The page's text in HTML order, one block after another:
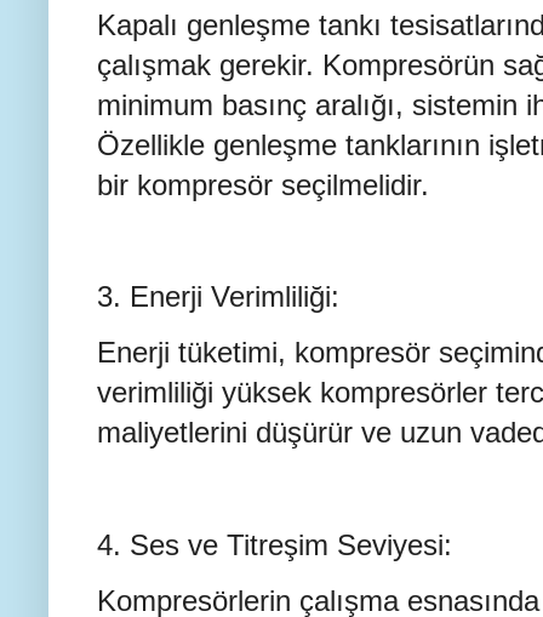
Kapalı genleşme tankı
çalışmak gerekir. Kompresörün
minimum basınç aralığı, sistemin
Özellikle genleşme tanklarının
bir kompresör seçilmelidir.
3. Enerji Verimliliği:
Enerji tüketimi, kompresör
verimliliği yüksek kompresörler
maliyetlerini düşürür ve uzun
4. Ses ve Titreşim Seviyesi:
Kompresörlerin çalışma